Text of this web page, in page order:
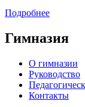
Подробнее
Гимназия
О гимназии
Руководство
Контакты